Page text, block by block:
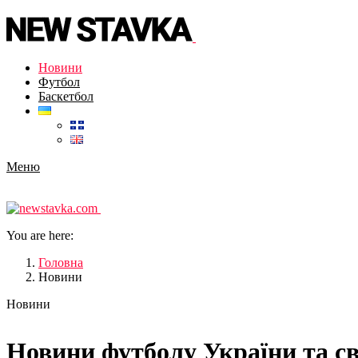
Новини
Футбол
Баскетбол
Меню
You are here:
Головна
Новини
Новини
Новини футболу України та